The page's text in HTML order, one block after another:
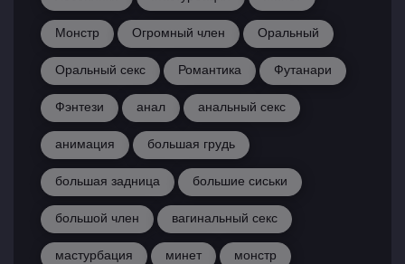
Монстр Огромный член Оральный
Оральный секс Романтика Футанари
Фэнтези анал анальный секс
анимация большая грудь
большая задница большие сиськи
большой член вагинальный секс
мастурбация минет монстр